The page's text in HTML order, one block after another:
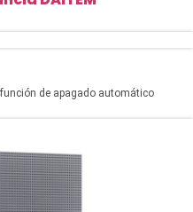
de apagado automático